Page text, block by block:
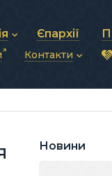
рада
та комунікації
Єпархії
Контакти
Синоди Єпископів
Патріарша курія
Новини